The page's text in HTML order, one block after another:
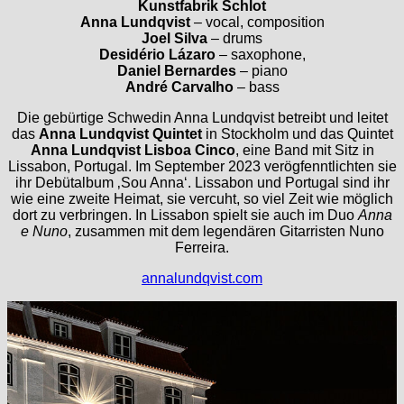
Kunstfabrik Schlot
Anna Lundqvist– vocal, composition
Joel Silva – drums
Desidério Lázaro– saxophone,
Daniel Bernardes– piano
André Carvalho– bass
Die gebürtige Schwedin Anna Lundqvist betreibt und leitet
das Anna Lundqvist Quintetin Stockholm und das Quintet
Anna Lundqvist Lisboa Cinco, eine Band mit Sitz in
Lissabon, Portugal. Im September 2023 verögfenntlichten sie
ihr Debütalbum ‚Sou Anna‘. Lissabon und Portugal sind ihr
wie eine zweite Heimat, sie vercuht, so viel Zeit wie möglich
dort zu verbringen. In Lissabon spielt sie auch im Duo Anna
e Nuno, zusammen mit dem legendären Gitarristen Nuno
Ferreira.
annalundqvist.com